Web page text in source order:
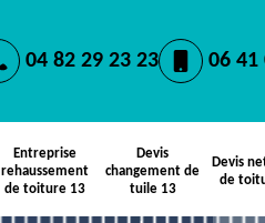
04 82 29 23 23 06 41
Entreprise
rehaussement
de toiture 13
Devis
changement de
tuile 13
Devis
de